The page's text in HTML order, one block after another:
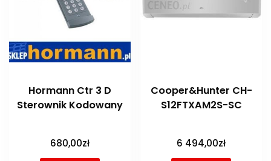
Hormann Ctr 3 D
Sterownik Kodowany
680,00zł
Cooper&Hunter CH-
S12FTXAM2S-SC
6 494,00zł